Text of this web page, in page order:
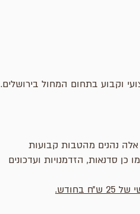
וקבוע בתחום המחול בירושלים.
אלה נהנים מהטבות קבועות
סדנאות, הזדמנויות ועדכונים